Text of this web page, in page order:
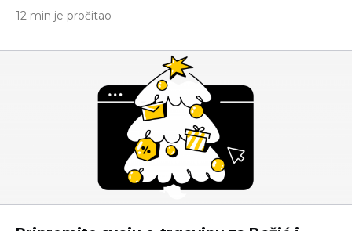
12 min je pročitao